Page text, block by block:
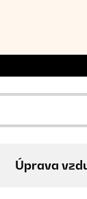
Úprava